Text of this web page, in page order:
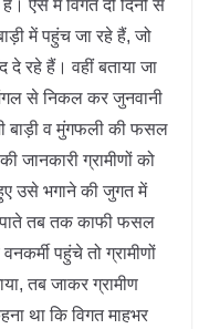
ऐसे में विगत दो दिनों से
में पहुंच जा रहे हैं, जो
रहे हैं। वहीं बताया जा
जंगल से निकल कर जुनवानी
बाड़ी व मुंगफली की फसल
ग्रामीणों को
उसे भगाने की जुगत में
तब तक काफी फसल
पहुंचे तो ग्रामीणों
तब जाकर ग्रामीण
था कि विगत माहभर